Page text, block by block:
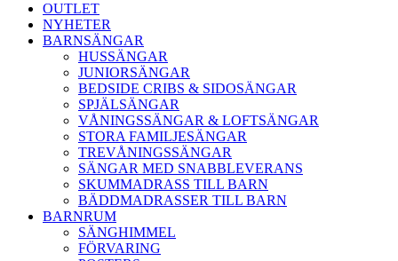
OUTLET
NYHETER
BARNSÄNGAR
HUSSÄNGAR
JUNIORSÄNGAR
BEDSIDE CRIBS & SIDOSÄNGAR
SPJÄLSÄNGAR
VÅNINGSSÄNGAR & LOFTSÄNGAR
STORA FAMILJESÄNGAR
TREVÅNINGSSÄNGAR
SÄNGAR MED SNABBLEVERANS
SKUMMADRASS TILL BARN
BÄDDMADRASSER TILL BARN
BARNRUM
SÄNGHIMMEL
FÖRVARING